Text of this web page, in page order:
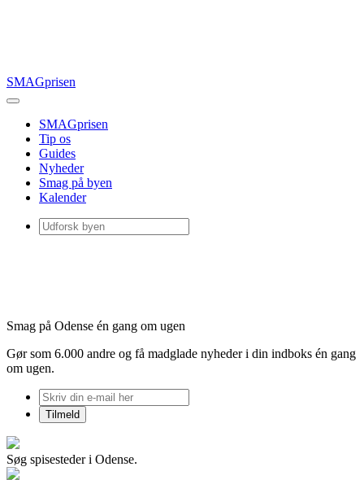
SMAGprisen
SMAGprisen
Tip os
Guides
Nyheder
Smag på byen
Kalender
Smag på Odense én gang om ugen
Gør som 6.000 andre og få madglade nyheder i din indboks én gang
om ugen.
Søg spisesteder i Odense.